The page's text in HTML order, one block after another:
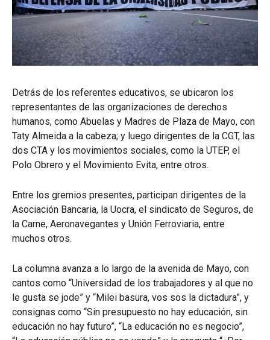
Detrás de los referentes educativos, se ubicaron los
representantes de las organizaciones de derechos
humanos, como Abuelas y Madres de Plaza de Mayo, con
Taty Almeida a la cabeza; y luego dirigentes de la CGT, las
dos CTA y los movimientos sociales, como la UTEP, el
Polo Obrero y el Movimiento Evita, entre otros.
Entre los gremios presentes, participan dirigentes de la
Asociación Bancaria, la Uocra, el sindicato de Seguros, de
la Carne, Aeronavegantes y Unión Ferroviaria, entre
muchos otros.
La columna avanza a lo largo de la avenida de Mayo, con
cantos como “Universidad de los trabajadores y al que no
le gusta se jode” y “Milei basura, vos sos la dictadura”, y
consignas como “Sin presupuesto no hay educación, sin
educación no hay futuro”, “La educación no es negocio”,